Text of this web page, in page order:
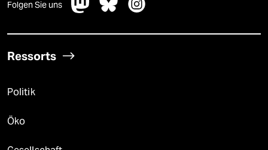
Folgen Sie uns
Ressorts
Politik
Öko